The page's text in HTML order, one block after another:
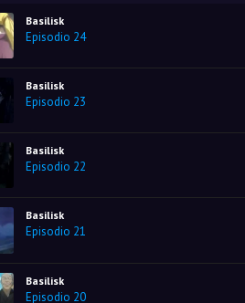
Basilisk
Episodio 24
Basilisk
Episodio 23
Basilisk
Episodio 22
Basilisk
Episodio 21
Basilisk
Episodio 20